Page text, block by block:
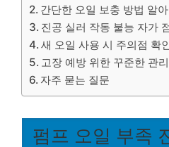
간단한 오일 보충 방법 알
진공 실러 작동 불능 자가
새 오일 사용 시 주의점 확
고장 예방 위한 꾸준한 관
자주 묻는 질문
펌프 오일 부족